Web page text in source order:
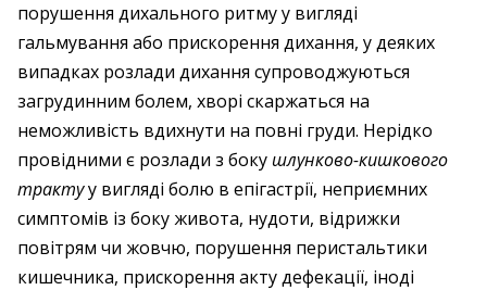
порушення дихального ритму у вигляді
гальмування або прискорення дихання, у деяких
випадках розлади дихання супроводжуються
загрудинним болем, хворі скаржаться на
неможливість вдихнути на повні груди. Нерідко
провідними є розлади з боку шлунково-кишкового
трактуу вигляді болю в епігастрії, неприємних
симптомів із боку живота, нудоти, відрижки
повітрям чи жовчю, порушення перистальтики
кишечника, прискорення акту дефекації, іноді